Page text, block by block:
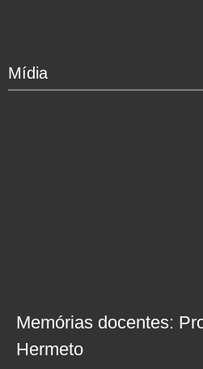
Mídia
Memórias docentes:
Hermeto